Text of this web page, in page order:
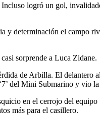
logró un gol,
y determinación el campo
sorprende a Luca Zidane.
de Arbilla. El delantero
del Mini Submarino y vio
en el cerrojo del
más para el casillero.